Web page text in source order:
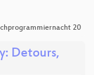
20
Detours,